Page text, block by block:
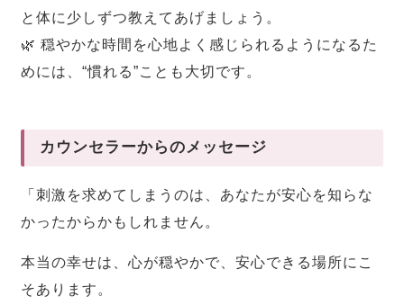
と体に少しずつ教えてあげましょう。
🌿 穏やかな時間を心地よく感じられるようになるた
めには、“慣れる”ことも大切です。
カウンセラーからのメッセージ
「刺激を求めてしまうのは、あなたが安心を知らな
かったからかもしれません。
本当の幸せは、心が穏やかで、安心できる場所にこ
そあります。